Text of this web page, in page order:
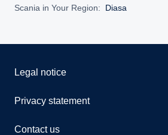
Scania in Your Region: Diasa
Legal notice
Privacy statement
Contact us